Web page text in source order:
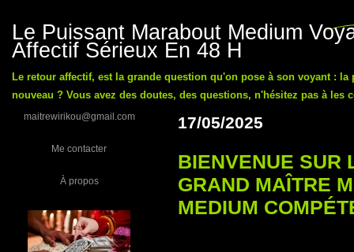
Le Puissant Marabout Medium
Affectif Sérieux En 48 H
Le retour affectif, est la grande question qu'on pose à son voyant :
nouveau ? Vous avez des doutes, des questions, n'hésitez pas à les
maitrewirikou@gmail.com
Me contacter
À propos
17/05/2025
BIENVENUE SUR
GRAND MAÎTRE
MEDIUM